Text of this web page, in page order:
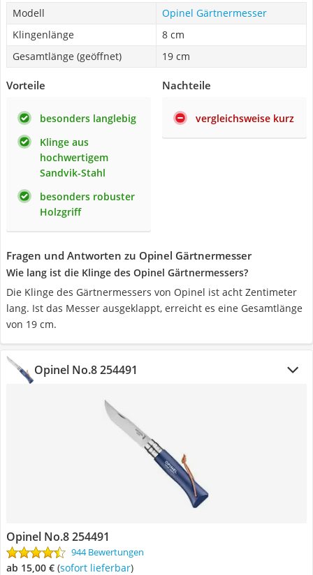
Modell
Opinel Gärtnermesser
Klingenlänge
8 cm
Gesamtlänge (geöffnet)
19 cm
Vorteile
besonders langlebig
Klinge aus
hochwertigem
Sandvik-Stahl
besonders robuster
Holzgriff
Nachteile
vergleichsweise kurz
Fragen und Antworten zu Opinel Gärtnermesser
Wie lang ist die Klinge des Opinel Gärtnermessers?
Die Klinge des Gärtnermessers von Opinel ist acht Zentimeter
lang. Ist das Messer ausgeklappt, erreicht es eine Gesamtlänge
von 19 cm.
Opinel No.8 254491
Opinel No.8 254491
944 Bewertungen
ab 15,00 € ( Sofort lieferbar)